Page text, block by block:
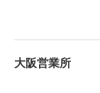
大阪営業所